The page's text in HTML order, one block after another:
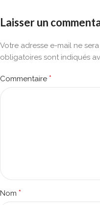
Laisser un
Votre adresse e-mail ne
obligatoires sont indiqués
Commentaire *
Nom *